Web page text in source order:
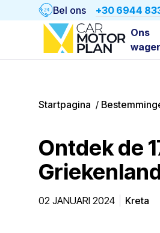
Bel ons +30 6944
Ons
Startpagina /
Ontdek de
02 JANUARI 2024 Kreta